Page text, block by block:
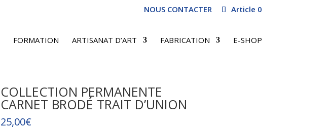
NOUS CONTACTER Article 0
FORMATION ARTISANAT D’ART FABRICATION E-SHOP
COLLECTION PERMANENTE
CARNET BRODÉ TRAIT D’UNION
25,00€